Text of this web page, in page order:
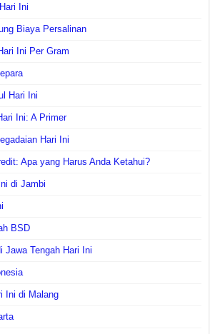
Ini
Biaya Persalinan
Ini Per Gram
Hari Ini
Ini: A Primer
Hari Ini
Apa yang Harus Anda Ketahui?
di Jambi
BSD
Jawa Tengah Hari Ini
Ini di Malang